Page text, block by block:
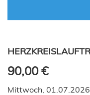
90,00 €
Mittwoch,